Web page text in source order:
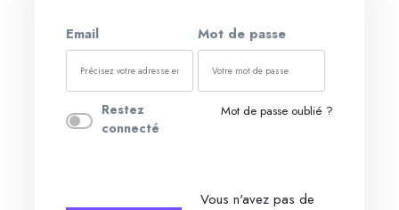
Email Mot de passe
Restez
connecté
Mot de passe oublié ?
Vous n'avez pas de